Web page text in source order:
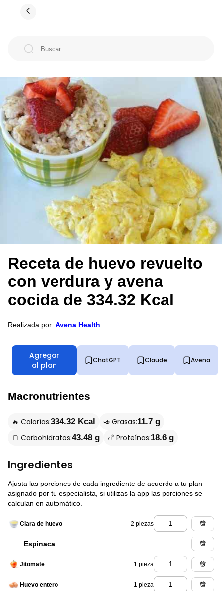
Receta de huevo revuelto
con verdura y avena
cocida de 334.32 Kcal
Realizada por: Avena Health
Agregar
al plan
ChatGPT Claude Avena
Macronutrientes
🔥 Calorías:334.32 Kcal 🥑 Grasas:11.7 g
🍞 Carbohidratos:43.48 g 🍗 Proteínas:18.6 g
Ingredientes
Ajusta las porciones de cada ingrediente de acuerdo a tu plan
asignado por tu especialista, si utilizas la app las porciones se
calculan en automático.
Clara de huevo 2 piezas
Espinaca
Jitomate 1 pieza
Huevo entero 1 pieza